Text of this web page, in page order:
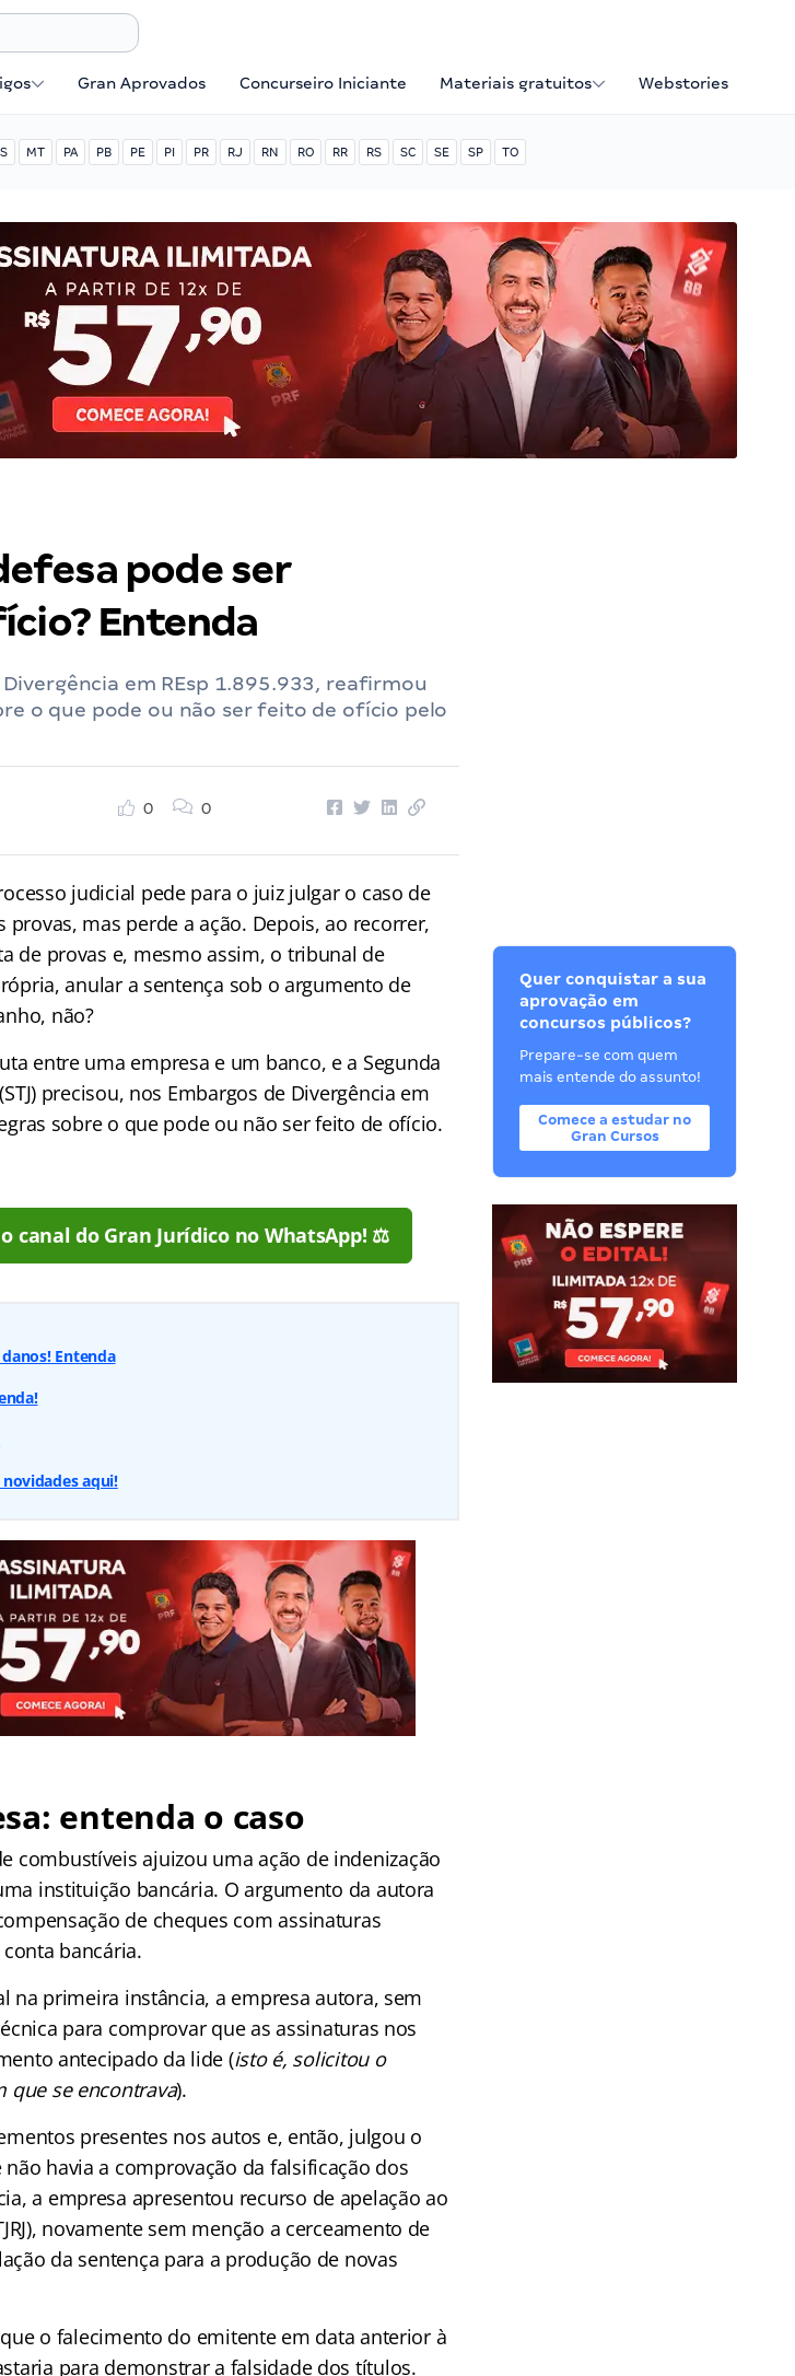
Gran Aprovados Concurseiro Iniciante Materiais gratuitos Webstories
MT PA PB PE PI PR RJ RN RO RR RS SC SE SP TO
pode ser
Entenda
em REsp 1.895.933, reafirmou
o que pode ou não ser feito de ofício pelo
0 0
judicial pede para o juiz julgar o caso de
mas perde a ação. Depois, ao recorrer,
de provas e, mesmo assim, o tribunal de
anular a sentença sob o argumento de
não?
entre uma empresa e um banco, e a Segunda
precisou, nos Embargos de Divergência em
sobre o que pode ou não ser feito de ofício.
canal do Gran Jurídico no WhatsApp! ⚖️
Entenda
aqui!
entenda o caso
combustíveis ajuizou uma ação de indenização
instituição bancária. O argumento da autora
de cheques com assinaturas
bancária.
na primeira instância, a empresa autora, sem
para comprovar que as assinaturas nos
antecipado da lide (isto é, solicitou o
que se encontrava).
presentes nos autos e, então, julgou o
havia a comprovação da falsificação dos
a empresa apresentou recurso de apelação ao
novamente sem menção a cerceamento de
da sentença para a produção de novas
o falecimento do emitente em data anterior à
para demonstrar a falsidade dos títulos.
Quer conquistar a sua
aprovação em
concursos públicos?
Prepare-se com quem
mais entende do assunto!
Comece a estudar no
Gran Cursos